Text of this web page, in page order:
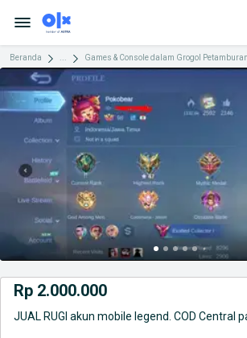
Beranda Games & Console dalam Grogol Petamburan
Rp 2.000.000
JUAL RUGI akun mobile legend. COD Central